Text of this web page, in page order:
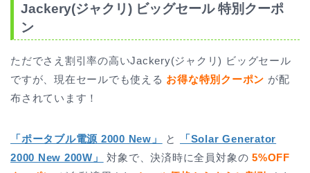
Jackery(ジャクリ) ビッグセール 特別クーポ
ン
ただでさえ割引率の高いJackery(ジャクリ) ビッグセール
ですが、現在セールでも使える お得な特別クーポン が配
布されています！
「ポータブル電源 2000 New」 と
「Solar Generator
2000 New 200W」
対象で、決済時に全員対象の5%OFF
ホーム